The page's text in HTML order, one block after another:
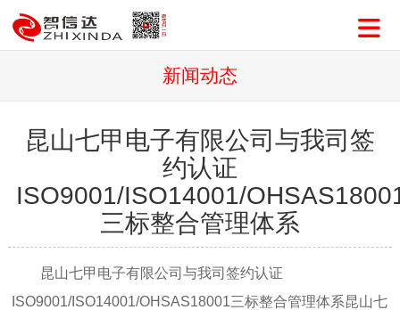
新闻动态
昆山七甲电子有限公司与我司签
约认证
ISO9001/ISO14001/
三标整合管理体系
昆山七甲电子有限公司与我司签约认证
ISO9001/ISO14001/OHSAS18001三标整合管理体系昆山七